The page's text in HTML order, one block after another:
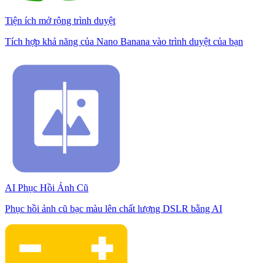
Tiện ích mở rộng trình duyệt
Tích hợp khả năng của Nano Banana vào trình duyệt của bạn
AI Phục Hồi Ảnh Cũ
Phục hồi ảnh cũ bạc màu lên chất lượng DSLR bằng AI